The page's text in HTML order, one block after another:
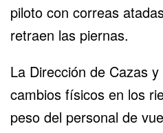
piloto con correas
retraen las piernas.
La Dirección de Cazas
cambios físicos en los
peso del personal de